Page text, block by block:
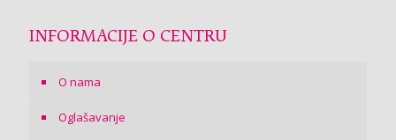
INFORMACIJE O CENTRU
O nama
Oglašavanje